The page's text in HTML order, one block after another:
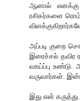
ஆனால்
ரசிகர்களை
அப்படி குறை
இரைச்சல் தவிர
வாய்ப்பு உண்டு.
வருவார்கள்.
இது என் கருத்து.